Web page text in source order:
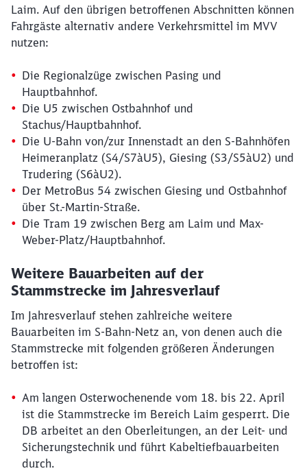
Laim. Auf den übrigen betroffenen Abschnitten können
Fahrgäste alternativ andere Verkehrsmittel im MVV
nutzen:
Die Regionalzüge zwischen Pasing und
Hauptbahnhof.
Die U5 zwischen Ostbahnhof und
Stachus/Hauptbahnhof.
Die U-Bahn von/zur Innenstadt an den S-Bahnhöfen
Heimeranplatz (S4/S7àU5), Giesing (S3/S5àU2) und
Trudering (S6àU2).
Der MetroBus 54 zwischen Giesing und Ostbahnhof
über St.-Martin-Straße.
Die Tram 19 zwischen Berg am Laim und Max-
Weber-Platz/Hauptbahnhof.
Weitere Bauarbeiten auf der
Stammstrecke im Jahresverlauf
Im Jahresverlauf stehen zahlreiche weitere
Bauarbeiten im S-Bahn-Netz an, von denen auch die
Stammstrecke mit folgenden größeren Änderungen
betroffen ist:
Am langen Osterwochenende vom 18. bis 22. April
ist die Stammstrecke im Bereich Laim gesperrt. Die
DB arbeitet an den Oberleitungen, an der Leit- und
Sicherungstechnik und führt Kabeltiefbauarbeiten
durch.
Abbrechen